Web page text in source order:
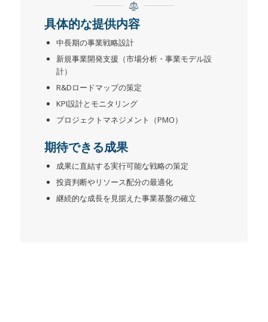
具体的な提供内容
中長期の事業戦略設計
新規事業開発支援（市場分析・事業モデル設
計）
R&Dロードマップの策定
KPI設計とモニタリング
プロジェクトマネジメント（PMO）
期待できる成果
成果に直結する実行可能な戦略の策定
投資判断やリソース配分の最適化
継続的な成長を見据えた事業基盤の確立